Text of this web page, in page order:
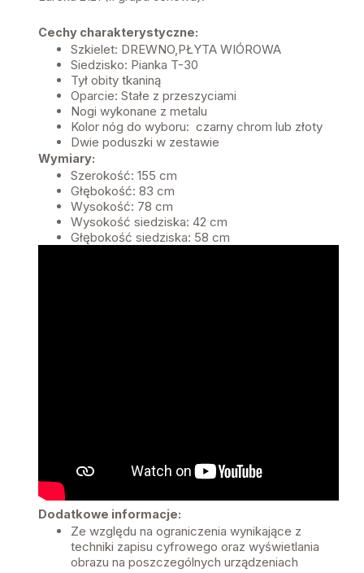
Cechy charakterystyczne:
Szkielet: DREWNO,PŁYTA WIÓROWA
Siedzisko: Pianka T-30
Tył obity tkaniną
Oparcie: Stałe z przeszyciami
Nogi wykonane z metalu
Kolor nóg do wyboru: czarny chrom lub złoty
Dwie poduszki w zestawie
Wymiary:
Szerokość: 155 cm
Głębokość: 83 cm
Wysokość: 78 cm
Wysokość siedziska: 42 cm
Głębokość siedziska: 58 cm
Dodatkowe informacje:
Ze względu na ograniczenia wynikające z
techniki zapisu cyfrowego oraz wyświetlania
obrazu na poszczególnych urządzeniach